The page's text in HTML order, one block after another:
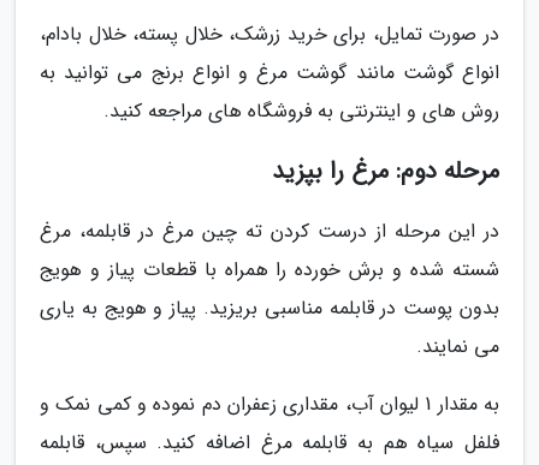
در صورت تمایل، برای خرید زرشک، خلال پسته، خلال بادام،
انواع گوشت مانند گوشت مرغ و انواع برنج می توانید به
روش های و اینترنتی به فروشگاه های مراجعه کنید.
مرحله دوم: مرغ را بپزید
در این مرحله از درست کردن ته چین مرغ در قابلمه، مرغ
شسته شده و برش خورده را همراه با قطعات پیاز و هویج
بدون پوست در قابلمه مناسبی بریزید. پیاز و هویج به یاری
می نمایند.
به مقدار 1 لیوان آب، مقداری زعفران دم نموده و کمی نمک و
فلفل سیاه هم به قابلمه مرغ اضافه کنید. سپس، قابلمه